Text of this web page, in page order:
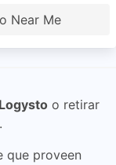
Near Me
Logysto o retirar
que proveen